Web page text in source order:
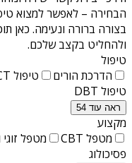
הבחירה – לאפשר למצוא
בצורה ברורה ונעימה. כאן
ולהחליט בקצב שלכם.
טיפול
הדרכת הורים
טיפול ACT
טיפול DBT
ראה עוד 54
מקצוע
מטפל CBT
מטפל
פסיכולוג